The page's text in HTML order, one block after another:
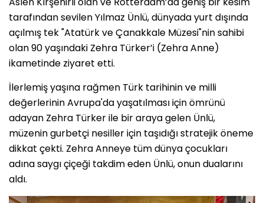
tarafından sevilen Yılmaz Ünlü, dünyada yurt dışında
açılmış tek "Atatürk ve Çanakkale Müzesi"nin sahibi
olan 90 yaşındaki Zehra Türker’i (Zehra Anne)
ikametinde ziyaret etti.
İlerlemiş yaşına rağmen Türk tarihinin ve milli
değerlerinin Avrupa'da yaşatılması için ömrünü
adayan Zehra Türker ile bir araya gelen Ünlü,
müzenin gurbetçi nesiller için taşıdığı stratejik öneme
dikkat çekti. Zehra Anneye tüm dünya çocukları
adına saygı çiçeği takdim eden Ünlü, onun dualarını
aldı.